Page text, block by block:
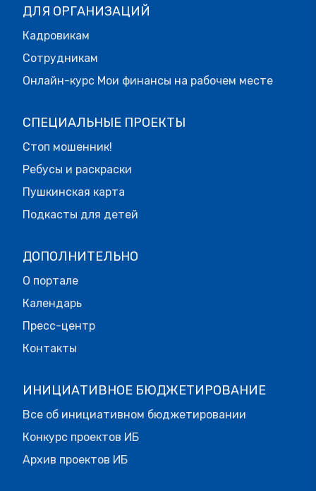
ДЛЯ ОРГАНИЗАЦИЙ
Кадровикам
Сотрудникам
Онлайн-курс Мои финансы на рабочем месте
СПЕЦИАЛЬНЫЕ ПРОЕКТЫ
Стоп мошенник!
Ребусы и раскраски
Пушкинская карта
Подкасты для детей
ДОПОЛНИТЕЛЬНО
О портале
Календарь
Пресс-центр
Контакты
ИНИЦИАТИВНОЕ БЮДЖЕТИРОВАНИЕ
Все об инициативном бюджетировании
Конкурс проектов ИБ
Архив проектов ИБ